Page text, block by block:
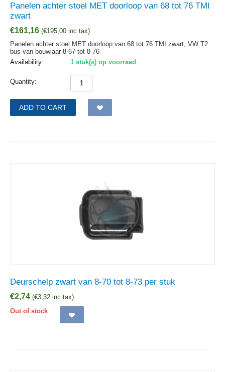
Panelen achter stoel MET doorloop van 68 tot 76 TMI
zwart
€161,16 (€195,00 inc tax)
Panelen achter stoel MET doorloop van 68 tot 76 TMI zwart, VW T2
bus van bouwjaar 8-67 tot 8-76
Availability:
1 stuk(s) op voorraad
Quantity:
ADD TO CART
Deurschelp zwart van 8-70 tot 8-73 per stuk
€2,74 (€3,32 inc tax)
Out of stock